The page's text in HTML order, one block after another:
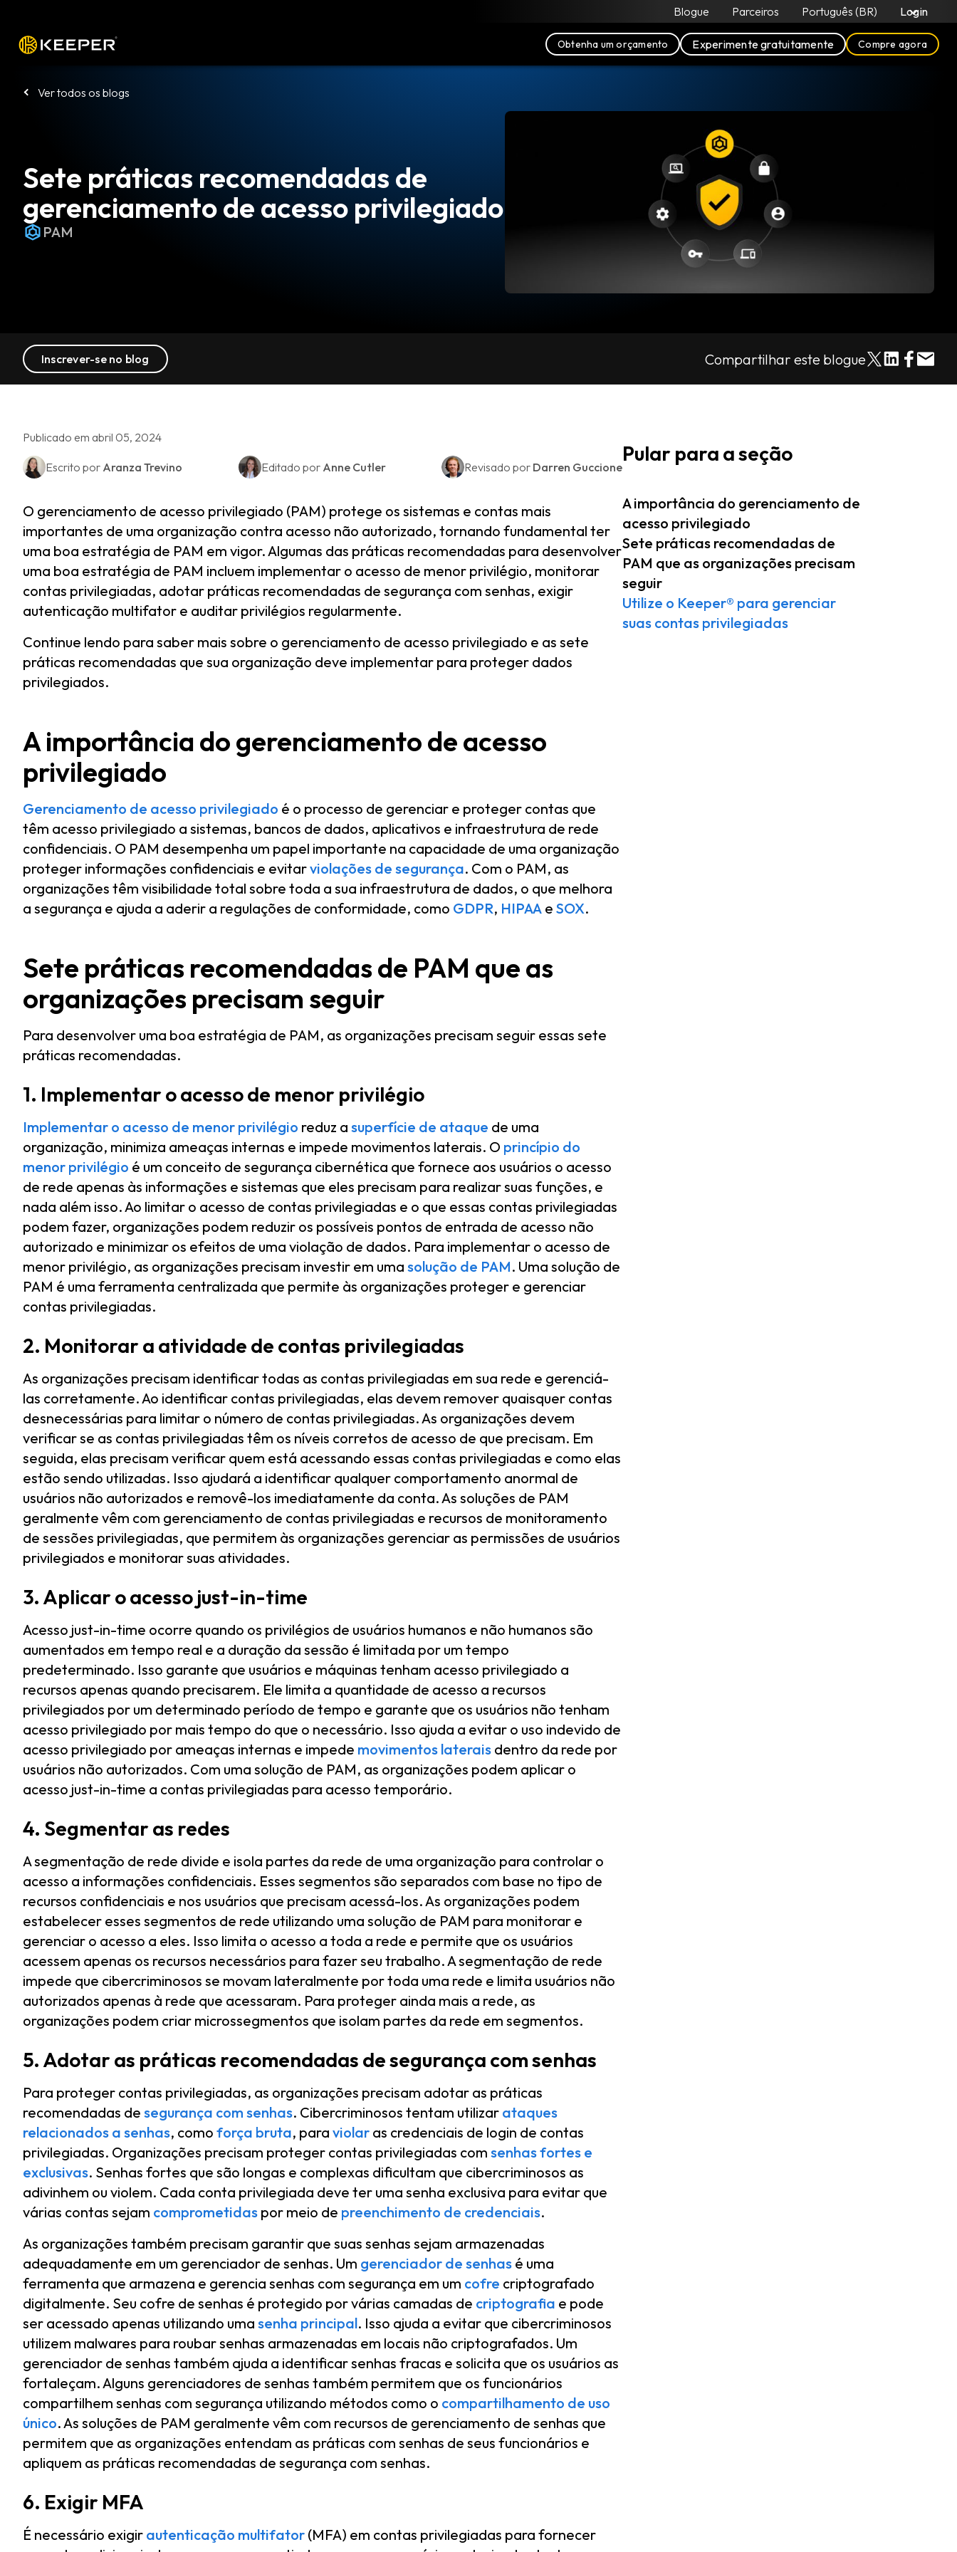
Blogue Parceiros Português (BR) Login
Obtenha um orçamento Experimente gratuitamente Compre agora
Ver todos os blogs
Sete práticas recomendadas de
gerenciamento de acesso privilegiado
PAM
Inscrever-se no blog Compartilhar este blogue
Publicado em abril 05, 2024
Escrito por Aranza Trevino Editado por Anne Cutler Revisado por Darren Guccione
O gerenciamento de acesso privilegiado (PAM) protege os sistemas e contas mais
importantes de uma organização contra acesso não autorizado, tornando fundamental ter
uma boa estratégia de PAM em vigor. Algumas das práticas recomendadas para desenvolver
uma boa estratégia de PAM incluem implementar o acesso de menor privilégio, monitorar
contas privilegiadas, adotar práticas recomendadas de segurança com senhas, exigir
autenticação multifator e auditar privilégios regularmente.
Continue lendo para saber mais sobre o gerenciamento de acesso privilegiado e as sete
práticas recomendadas que sua organização deve implementar para proteger dados
privilegiados.
A importância do gerenciamento de acesso
privilegiado
Gerenciamento de acesso privilegiado é o processo de gerenciar e proteger contas que
têm acesso privilegiado a sistemas, bancos de dados, aplicativos e infraestrutura de rede
confidenciais. O PAM desempenha um papel importante na capacidade de uma organização
proteger informações confidenciais e evitarviolações de segurança. Com o PAM, as
organizações têm visibilidade total sobre toda a sua infraestrutura de dados, o que melhora
a segurança e ajuda a aderir a regulações de conformidade, como GDPR, HIPAA e SOX.
Sete práticas recomendadas de PAM que as
organizações precisam seguir
Para desenvolver uma boa estratégia de PAM, as organizações precisam seguir essas sete
práticas recomendadas.
1. Implementar o acesso de menor privilégio
Implementar o acesso de menor privilégio reduz a superfície de ataque de uma
organização, minimiza ameaças internas e impede movimentos laterais. O princípio do
menor privilégio é um conceito de segurança cibernética que fornece aos usuários o acesso
de rede apenas às informações e sistemas que eles precisam para realizar suas funções, e
nada além isso. Ao limitar o acesso de contas privilegiadas e o que essas contas privilegiadas
podem fazer, organizações podem reduzir os possíveis pontos de entrada de acesso não
autorizado e minimizar os efeitos de uma violação de dados. Para implementar o acesso de
menor privilégio, as organizações precisam investir em uma solução de PAM. Uma solução de
PAM é uma ferramenta centralizada que permite às organizações proteger e gerenciar
contas privilegiadas.
2. Monitorar a atividade de contas privilegiadas
As organizações precisam identificar todas as contas privilegiadas em sua rede e gerenciá-
las corretamente. Ao identificar contas privilegiadas, elas devem remover quaisquer contas
desnecessárias para limitar o número de contas privilegiadas. As organizações devem
verificar se as contas privilegiadas têm os níveis corretos de acesso de que precisam. Em
seguida, elas precisam verificar quem está acessando essas contas privilegiadas e como elas
estão sendo utilizadas. Isso ajudará a identificar qualquer comportamento anormal de
usuários não autorizados e removê-los imediatamente da conta. As soluções de PAM
geralmente vêm com gerenciamento de contas privilegiadas e recursos de monitoramento
de sessões privilegiadas, que permitem às organizações gerenciar as permissões de usuários
privilegiados e monitorar suas atividades.
3. Aplicar o acesso just-in-time
Acesso just-in-time ocorre quando os privilégios de usuários humanos e não humanos são
aumentados em tempo real e a duração da sessão é limitada por um tempo
predeterminado. Isso garante que usuários e máquinas tenham acesso privilegiado a
recursos apenas quando precisarem. Ele limita a quantidade de acesso a recursos
privilegiados por um determinado período de tempo e garante que os usuários não tenham
acesso privilegiado por mais tempo do que o necessário. Isso ajuda a evitar o uso indevido de
acesso privilegiado por ameaças internas e impede movimentos laterais dentro da rede por
usuários não autorizados. Com uma solução de PAM, as organizações podem aplicar o
acesso just-in-time a contas privilegiadas para acesso temporário.
4. Segmentar as redes
A segmentação de rede divide e isola partes da rede de uma organização para controlar o
acesso a informações confidenciais. Esses segmentos são separados com base no tipo de
recursos confidenciais e nos usuários que precisam acessá-los. As organizações podem
estabelecer esses segmentos de rede utilizando uma solução de PAM para monitorar e
gerenciar o acesso a eles. Isso limita o acesso a toda a rede e permite que os usuários
acessem apenas os recursos necessários para fazer seu trabalho. A segmentação de rede
impede que cibercriminosos se movam lateralmente por toda uma rede e limita usuários não
autorizados apenas à rede que acessaram. Para proteger ainda mais a rede, as
organizações podem criar microssegmentos que isolam partes da rede em segmentos.
5. Adotar as práticas recomendadas de segurança com senhas
Para proteger contas privilegiadas, as organizações precisam adotar as práticas
recomendadas de segurança com senhas. Cibercriminosos tentam utilizar ataques
relacionados a senhas, como força bruta, para violar as credenciais de login de contas
privilegiadas. Organizações precisam proteger contas privilegiadas com senhas fortes e
exclusivas. Senhas fortes que são longas e complexas dificultam que cibercriminosos as
adivinhem ou violem. Cada conta privilegiada deve ter uma senha exclusiva para evitar que
várias contas sejam comprometidas por meio de preenchimento de credenciais.
As organizações também precisam garantir que suas senhas sejam armazenadas
adequadamente em um gerenciador de senhas. Um gerenciador de senhas é uma
ferramenta que armazena e gerencia senhas com segurança em um cofre criptografado
digitalmente. Seu cofre de senhas é protegido por várias camadas de criptografia e pode
ser acessado apenas utilizando uma senha principal. Isso ajuda a evitar que cibercriminosos
utilizem malwares para roubar senhas armazenadas em locais não criptografados. Um
gerenciador de senhas também ajuda a identificar senhas fracas e solicita que os usuários as
fortaleçam. Alguns gerenciadores de senhas também permitem que os funcionários
compartilhem senhas com segurança utilizando métodos como o compartilhamento de uso
único. As soluções de PAM geralmente vêm com recursos de gerenciamento de senhas que
permitem que as organizações entendam as práticas com senhas de seus funcionários e
apliquem as práticas recomendadas de segurança com senhas.
6. Exigir MFA
É necessário exigir autenticação multifator (MFA) em contas privilegiadas para fornecer
Pular para a seção
A importância do gerenciamento de
acesso privilegiado
Sete práticas recomendadas de
PAM que as organizações precisam
seguir
Utilize o Keeper® para gerenciar
suas contas privilegiadas